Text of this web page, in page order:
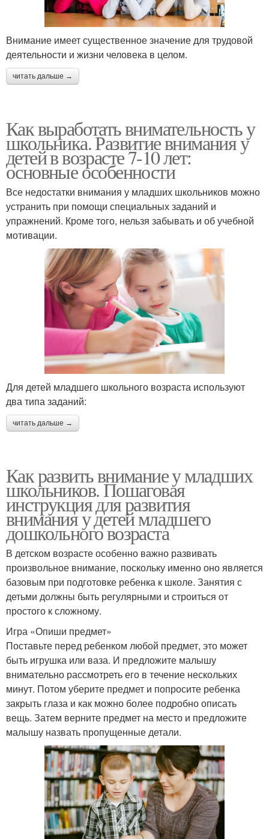
Внимание имеет существенное значение для трудовой
деятельности и жизни человека в целом.
читать дальше →
Как выработать внимательность у
школьника. Развитие внимания у
детей в возрасте 7-10 лет:
основные особенности
Все недостатки внимания у младших школьников можно
устранить при помощи специальных заданий и
упражнений. Кроме того, нельзя забывать и об учебной
мотивации.
Для детей младшего школьного возраста используют
два типа заданий:
читать дальше →
Как развить внимание у младших
школьников. Пошаговая
инструкция для развития
внимания у детей младшего
дошкольного возраста
В детском возрасте особенно важно развивать
произвольное внимание, поскольку именно оно является
базовым при подготовке ребенка к школе. Занятия с
детьми должны быть регулярными и строиться от
простого к сложному.
Игра «Опиши предмет»
Поставьте перед ребенком любой предмет, это может
быть игрушка или ваза. И предложите малышу
внимательно рассмотреть его в течение нескольких
минут. Потом уберите предмет и попросите ребенка
закрыть глаза и как можно более подробно описать
вещь. Затем верните предмет на место и предложите
малышу назвать пропущенные детали.